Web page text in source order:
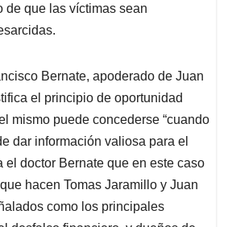
de que las víctimas sean
Bernate, apoderado de Juan
el principio de oportunidad
mismo puede concederse “cuando
dar información valiosa para el
el doctor Bernate que en este caso
hacen Tomas Jaramillo y Juan
como los principales